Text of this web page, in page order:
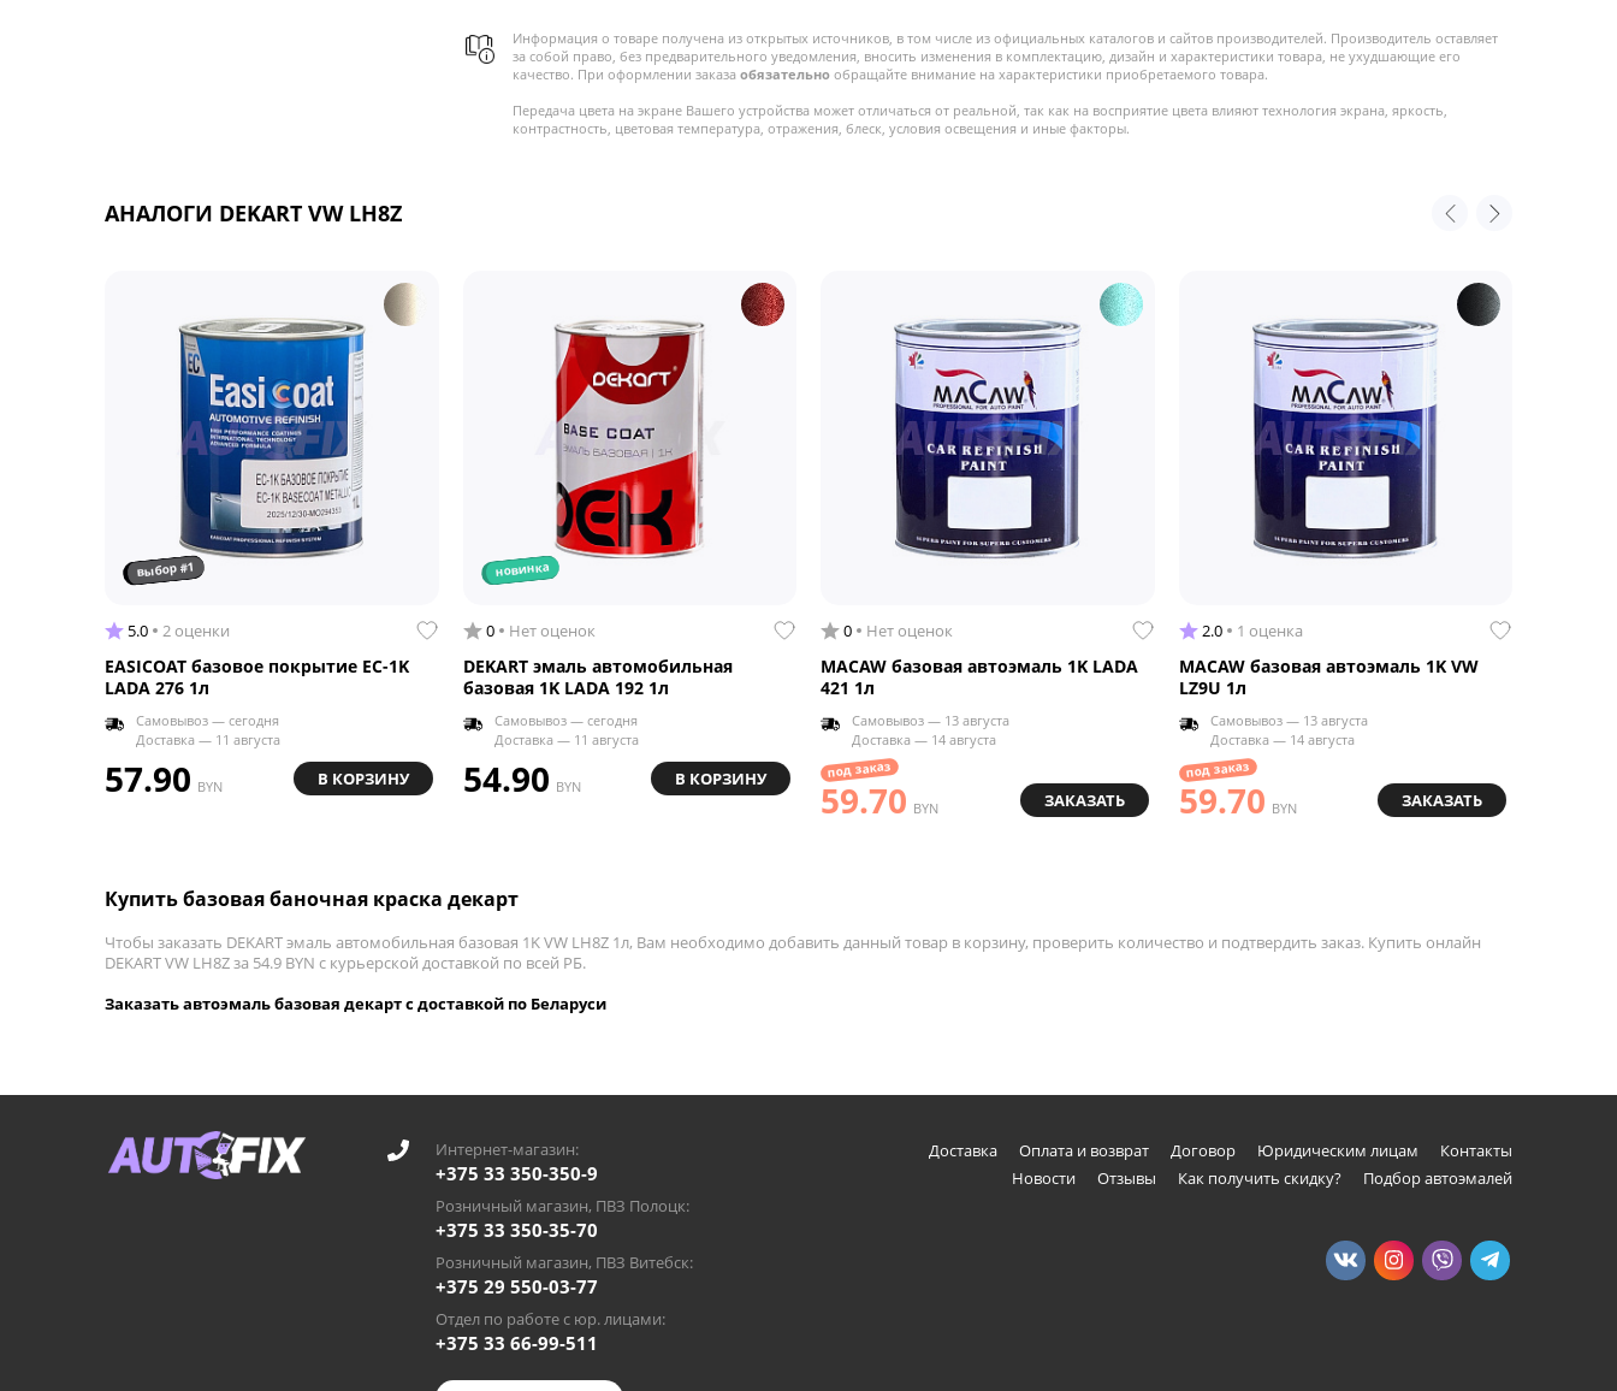
Информация о товаре получена из открытых источников, в том числе из официальных каталогов и сайтов производителей. Производитель оставляет
за собой право, без предварительного уведомления, вносить изменения в комплектацию, дизайн и характеристики товара, не ухудшающие его
качество. При оформлении заказа обязательно обращайте внимание на характеристики приобретаемого товара.
Передача цвета на экране Вашего устройства может отличаться от реальной, так как на восприятие цвета влияют технология экрана, яркость,
контрастность, цветовая температура, отражения, блеск, условия освещения и иные факторы.
АНАЛОГИ DEKART VW LH8Z
выбор #1
5.0 2 оценки
EASICOAT базовое покрытие EC-1K
LADA 276 1л
Самовывоз — сегодня
Доставка — 11 августа
57.90 BYN В КОРЗИНУ
новинка
0 Нет оценок
DEKART эмаль автомобильная
базовая 1K LADA 192 1л
Самовывоз — сегодня
Доставка — 11 августа
54.90 BYN В КОРЗИНУ
0 Нет оценок
MACAW базовая автоэмаль 1K LADA
421 1л
Самовывоз — 13 августа
Доставка — 14 августа
под заказ
59.70 BYN ЗАКАЗАТЬ
2.0 1 оценка
MACAW базовая автоэмаль 1K VW
LZ9U 1л
Самовывоз — 13 августа
Доставка — 14 августа
под заказ
59.70 BYN ЗАКАЗАТЬ
Купить базовая баночная краска декарт
Чтобы заказать DEKART эмаль автомобильная базовая 1K VW LH8Z 1л, Вам необходимо добавить данный товар в корзину, проверить количество и подтвердить заказ. Купить онлайн
DEKART VW LH8Z за 54.9 BYN с курьерской доставкой по всей РБ.
Заказать автоэмаль базовая декарт с доставкой по Беларуси
Интернет-магазин:
+375 33 350-350-9
Розничный магазин, ПВЗ Полоцк:
+375 33 350-35-70
Розничный магазин, ПВЗ Витебск:
+375 29 550-03-77
Отдел по работе с юр. лицами:
+375 33 66-99-511
Доставка Оплата и возврат Договор Юридическим лицам
Контакты
Новости
Отзывы Как получить скидку? Подбор автоэмалей